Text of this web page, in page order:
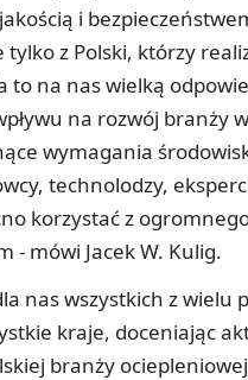
i
z Polski, którzy
to na nas wielką
na rozwój branży
wymagania
technolodzy,
korzystać z
- mówi Jacek W. Kulig.
nas wszystkich z wielu
kraje, doceniając
branży